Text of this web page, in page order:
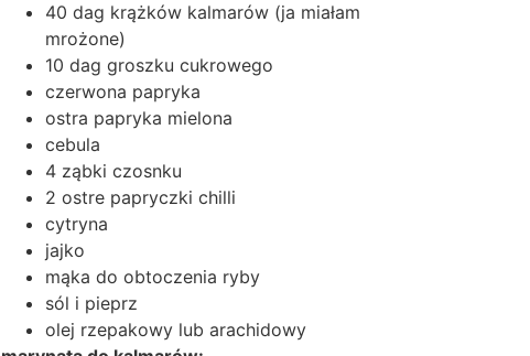
40 dag krążków kalmarów (ja miałam
mrożone)
10 dag groszku cukrowego
czerwona papryka
ostra papryka mielona
cebula
4 ząbki czosnku
2 ostre papryczki chilli
cytryna
jajko
mąka do obtoczenia ryby
sól i pieprz
olej rzepakowy lub arachidowy